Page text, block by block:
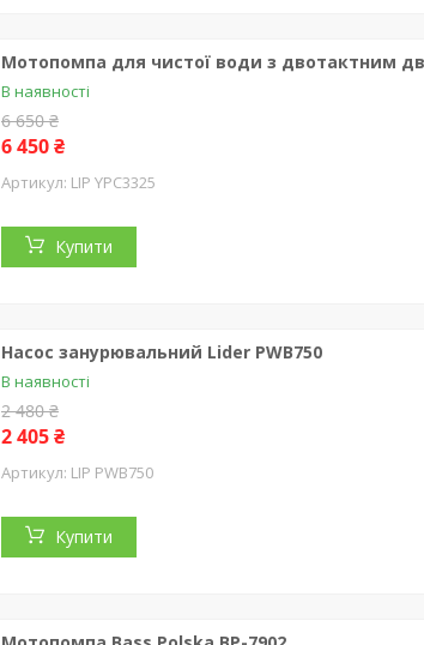
Мотопомпа для чистої води з двотактним
В наявності
6 650 ₴
6 450 ₴
LIP YPC3325
Купити
Насос занурювальний Lider PWB750
В наявності
2 480 ₴
2 405 ₴
LIP PWB750
Купити